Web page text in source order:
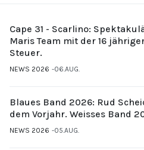
Cape 31 - Scarlino:
Maris Team mit der 16
Steuer.
NEWS 2026 06.AUG.
Blaues Band 2026: Rud
dem Vorjahr. Weisses Band
NEWS 2026 05.AUG.